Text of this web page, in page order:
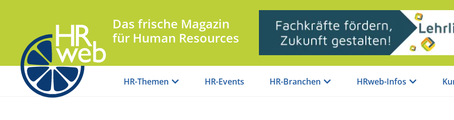
Das frische Magazin
für Human Resources
HR-Themen HR-Events HR-Branchen HRweb-Infos